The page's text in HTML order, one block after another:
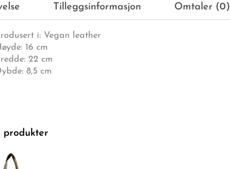
Tilleggsinformasjon Omtaler (0)
i: Vegan leather
16 cm
22 cm
8,5 cm
produkter